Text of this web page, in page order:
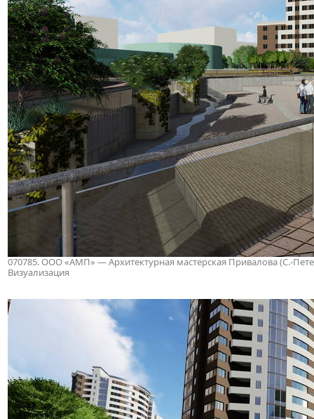
070785. ООО «АМП» — Архитектурная мастерская Привалова (С.-
Визуализация